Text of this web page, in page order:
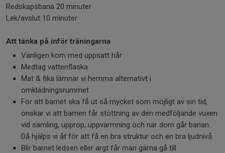
Redskapsbana 20 minuter
Lek/avslut 10 minuter
Att tänka på inför träningarna
Vänligen kom med uppsatt hår
Medtag vattenflaska
Mat & fika lämnar vi hemma alternativt i
omklädningsrummet
För att barnet ska få ut så mycket som möjligt av sin tid,
önskar vi att barnen får stöttning av den medföljande vuxen
vid samling, upprop, uppvärmning och när dom går banan.
Då hjälps vi åt för att få en bra struktur och en bra ljudnivå.
Blir barnet ledsen eller argt får man gärna gå till